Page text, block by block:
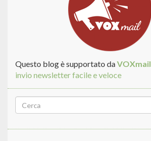
Questo blog è supportato daVOXmail
invio newsletter facile e veloce
Form
di
ricerca